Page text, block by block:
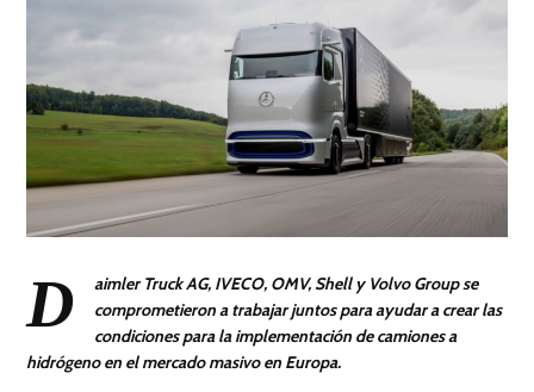
D
aimler Truck AG, IVECO, OMV, Shell y Volvo Group se
comprometieron a trabajar juntos para ayudar a crear las
condiciones para la implementación de camiones a
hidrógeno en el mercado masivo en Europa.